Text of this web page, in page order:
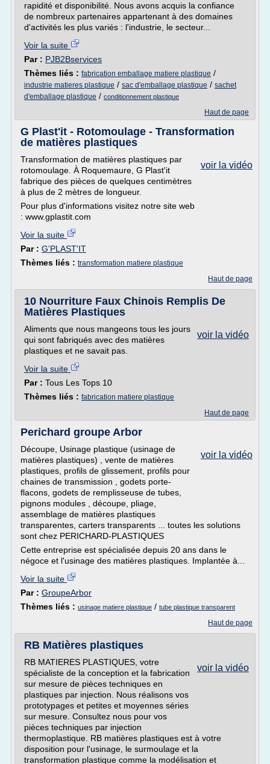
rapidité et disponibilité. Nous avons acquis la confiance
de nombreux partenaires appartenant à des domaines
d'activités les plus variés : l'industrie, le secteur...
Voir la suite
Par : PJB2Bservices
Thèmes liés : fabrication emballage matiere plastique /
industrie matieres plastique / sac d'emballage plastique / sachet
d'emballage plastique / conditionnement plastique
Haut de page
G Plast'it - Rotomoulage - Transformation
de matières plastiques
voir la vidéo
Transformation de matières plastiques par
rotomoulage. À Roquemaure, G Plast'it
fabrique des pièces de quelques centimètres
à plus de 2 mètres de longueur.
Pour plus d'informations visitez notre site web
: www.gplastit.com
Voir la suite
Par : G'PLAST'IT
Thèmes liés : transformation matiere plastique
Haut de page
10 Nourriture Faux Chinois Remplis De
Matières Plastiques
voir la vidéo
Aliments que nous mangeons tous les jours
qui sont fabriqués avec des matières
plastiques et ne savait pas.
Voir la suite
Par : Tous Les Tops 10
Thèmes liés : fabrication matiere plastique
Haut de page
Perichard groupe Arbor
voir la vidéo
Découpe, Usinage plastique (usinage de
matières plastiques) , vente de matières
plastiques, profils de glissement, profils pour
chaines de transmission , godets porte-
flacons, godets de remplisseuse de tubes,
pignons modules , découpe, pliage,
assemblage de matières plastiques
transparentes, carters transparents ... toutes les solutions
sont chez PERICHARD-PLASTIQUES
Cette entreprise est spécialisée depuis 20 ans dans le
négoce et l'usinage des matières plastiques. Implantée à...
Voir la suite
Par : GroupeArbor
Thèmes liés : usinage matiere plastique / tube plastique transparent
Haut de page
RB Matières plastiques
voir la vidéo
RB MATIERES PLASTIQUES, votre
spécialiste de la conception et la fabrication
sur mesure de pièces techniques en
plastiques par injection. Nous réalisons vos
prototypages et petites et moyennes séries
sur mesure. Consultez nous pour vos
pièces techniques par injection
thermoplastique. RB matières plastiques est à votre
disposition pour l'usinage, le surmoulage et la
transformation plastique comme la modélisation et